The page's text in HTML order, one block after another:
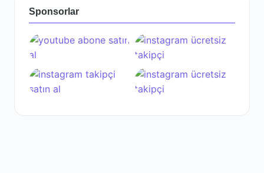
Sponsorlar